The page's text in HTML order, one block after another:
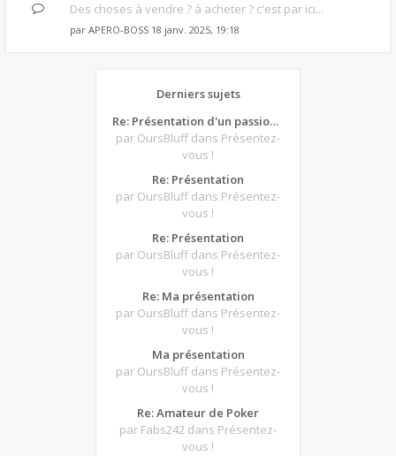
Des choses à vendre ? à acheter ? c'est par ici...
par APERO-BOSS 18 janv. 2025, 19:18
Derniers sujets
Re: Présentation d'un passionné de poker
par OursBluff dans Présentez-
vous !
Re: Présentation
par OursBluff dans Présentez-
vous !
Re: Présentation
par OursBluff dans Présentez-
vous !
Re: Ma présentation
par OursBluff dans Présentez-
vous !
Ma présentation
par OursBluff dans Présentez-
vous !
Re: Amateur de Poker
par Fabs242 dans Présentez-
vous !